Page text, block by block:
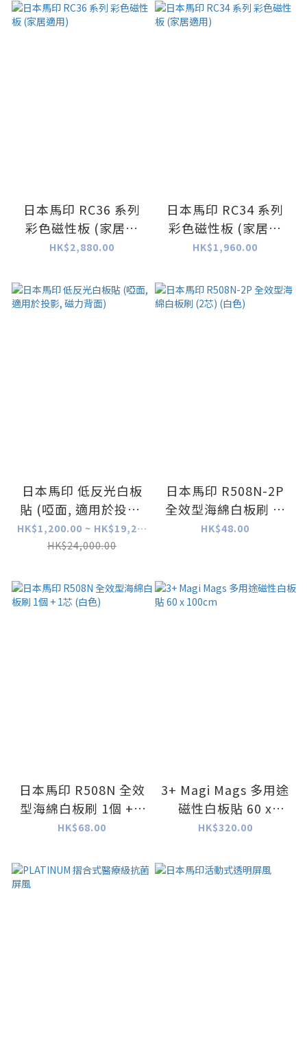
日本馬印 RC36 系列
彩色磁性板 (家居適
用)
HK$2,880.00
日本馬印 RC34 系列
彩色磁性板 (家居適
用)
HK$1,960.00
日本馬印 低反光白板
貼 (啞面, 適用於投影,
磁力背面)
HK$1,200.00 ~ HK$19,200.00
HK$24,000.00
日本馬印 R508N-2P
全效型海綿白板刷 (2
芯) (白色)
HK$48.00
日本馬印 R508N 全效
型海綿白板刷 1個 + 1
芯 (白色)
HK$68.00
3+ Magi Mags 多用途
磁性白板貼 60 x
100cm
HK$320.00